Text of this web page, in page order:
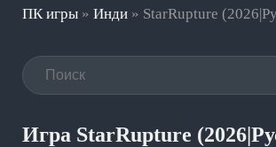
ПК игры » Инди » StarRupture
Игра StarRupture